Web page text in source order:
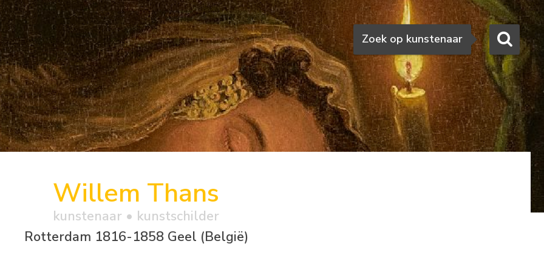
Zoeken
Zoek op kunstenaar
Willem Thans
kunstenaar • kunstschilder
Rotterdam 1816-1858 Geel (België)